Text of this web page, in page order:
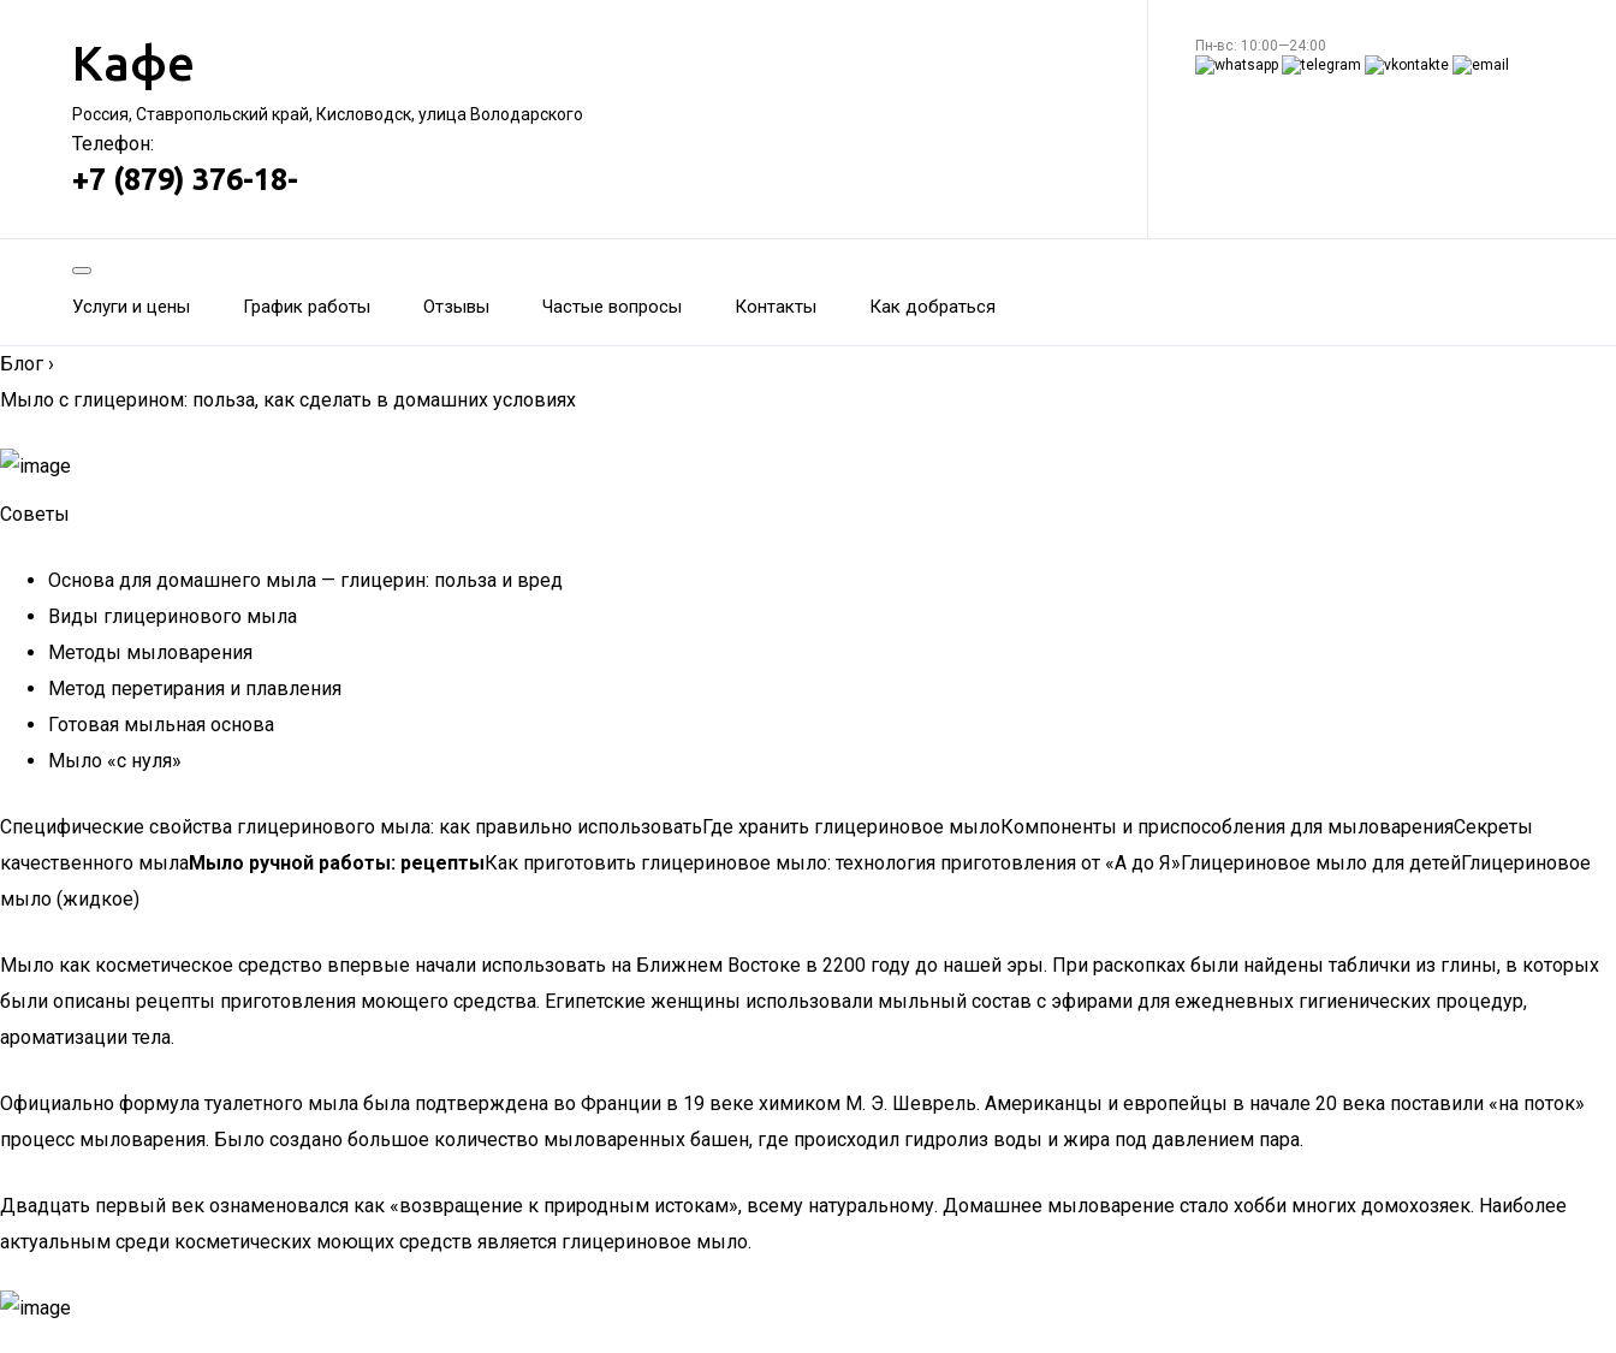
Кафе
Россия, Ставропольский край, Кисловодск, улица Володарского
Телефон:
+7 (879) 376-18-
Пн-вс: 10:00—24:00
Услуги и цены График работы Отзывы Частые вопросы Контакты Как добраться
Блог ›
Мыло с глицерином: польза, как сделать в домашних условиях
Советы
Основа для домашнего мыла — глицерин: польза и вред
Виды глицеринового мыла
Методы мыловарения
Метод перетирания и плавления
Готовая мыльная основа
Мыло «с нуля»
Специфические свойства глицеринового мыла: как правильно использоватьГде хранить глицериновое мылоКомпоненты и приспособления для мыловаренияСекреты
качественного мылаМыло ручной работы: рецептыКак приготовить глицериновое мыло: технология приготовления от «А до Я»Глицериновое мыло для детейГлицериновое
мыло (жидкое)
Мыло как косметическое средство впервые начали использовать на Ближнем Востоке в 2200 году до нашей эры. При раскопках были найдены таблички из глины, в которых
были описаны рецепты приготовления моющего средства. Египетские женщины использовали мыльный состав с эфирами для ежедневных гигиенических процедур,
ароматизации тела.
Официально формула туалетного мыла была подтверждена во Франции в 19 веке химиком М. Э. Шеврель. Американцы и европейцы в начале 20 века поставили «на поток»
процесс мыловарения. Было создано большое количество мыловаренных башен, где происходил гидролиз воды и жира под давлением пара.
Двадцать первый век ознаменовался как «возвращение к природным истокам», всему натуральному. Домашнее мыловарение стало хобби многих домохозяек. Наиболее
актуальным среди косметических моющих средств является глицериновое мыло.